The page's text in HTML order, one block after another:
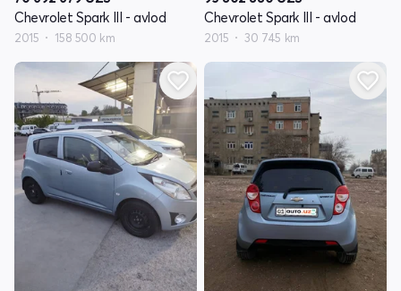
Chevrolet Spark III - avlod
2015 158 500 km
Chevrolet Spark III - avlod
2015 30 745 km